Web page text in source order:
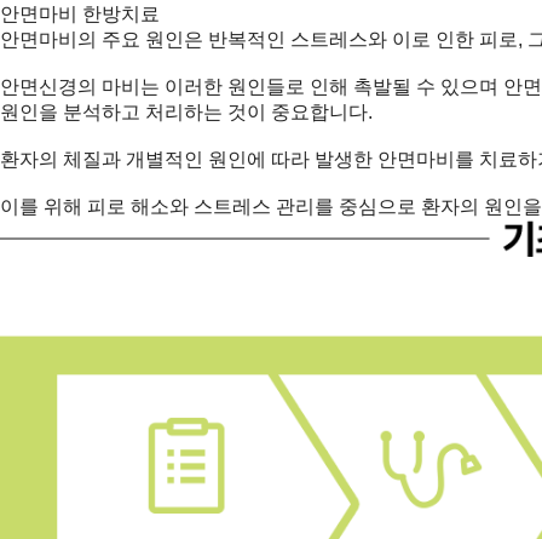
안면마비 한방치료
안면마비의 주요 원인은 반복적인 스트레스와 이로 인한 피로,
안면신경의 마비는 이러한 원인들로 인해 촉발될 수 있으며 안
원인을 분석하고 처리하는 것이 중요합니다.
환자의 체질과 개별적인 원인에 따라 발생한 안면마비를 치료
이를 위해 피로 해소와 스트레스 관리를 중심으로 환자의 원인